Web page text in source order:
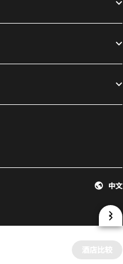
酒店比较
中文